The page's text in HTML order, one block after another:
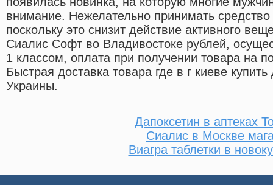
внимание. Нежелательно принимать
поскольку это снизит действие активного
Сиалис Софт во Владивостоке рублей,
1 классом, оплата при получении товара на
Быстрая доставка товара где в г киеве
Украины.
Дапоксетин в аптеках
Сиалис в Москве
Виагра таблетки в